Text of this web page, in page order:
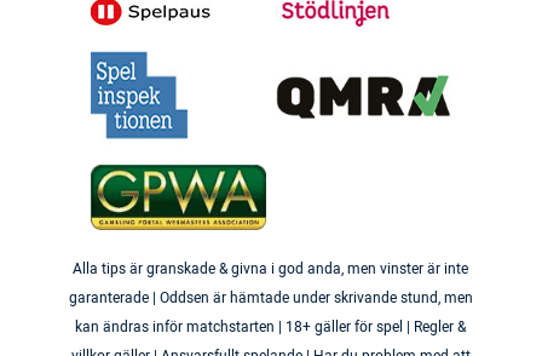
Alla tips är granskade & givna i god anda, men vinster är inte
garanterade | Oddsen är hämtade under skrivande stund, men
kan ändras inför matchstarten | 18+ gäller för spel | Regler &